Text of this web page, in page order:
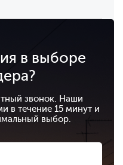
в выборе
звонок. Наши
в течение 15 минут и
выбор.